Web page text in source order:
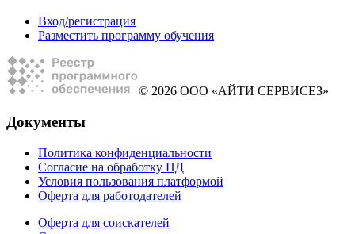
Вход/регистрация
Разместить программу обучения
© 2026 ООО «АЙТИ СЕРВИСЕЗ»
Документы
Политика конфиденциальности
Согласие на обработку ПД
Условия пользования платформой
Оферта для работодателей
Оферта для соискателей